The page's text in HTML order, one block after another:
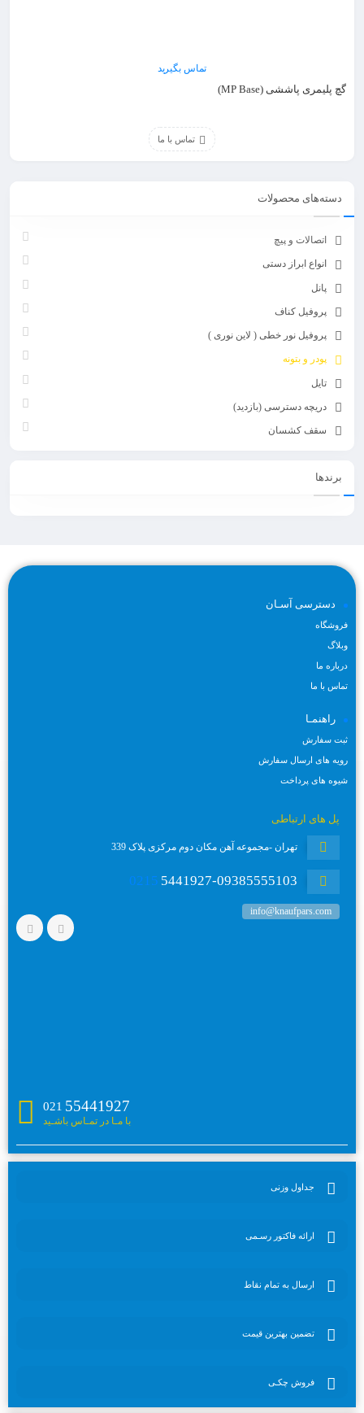
تماس بگیرید
گچ پلیمری پاششی (MP Base)
تماس با ما
دسته‌های محصولات
اتصالات و پیچ
انواع ابراز دستی
پانل
پروفیل کناف
پروفیل نور خطی ( لاین نوری )
پودر و بتونه
تایل
دریچه دسترسی (بازدید)
سقف کشسان
برندها
دسترسی آسـان
فروشگاه
وبلاگ
درباره ما
تماس با ما
راهنمـا
ثبت سفارش
رویه های ارسال سفارش
شیوه های پرداخت
پل های ارتباطی
تهران -مجموعه آهن مکان دوم مرکزی پلاک 339
0215 5441927-09385555103
info@knaufpars.com
55441927
021
با مـا در تمـاس باشـید
جداول وزنی
ارائه فاکتور رسـمی
ارسال به تمام نقاط
تضمین بهترین قیمت
فروش چکـی